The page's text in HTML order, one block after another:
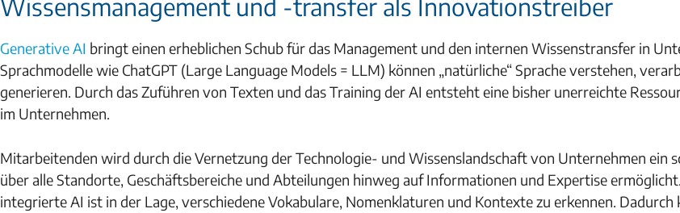
Wissensmanagement und -transfer als Innovationstreiber
Generative AI bringt einen erheblichen Schub für das Management und den internen Wissenstransfer in
Sprachmodelle wie ChatGPT (Large Language Models = LLM) können „natürliche“ Sprache verstehen,
generieren. Durch das Zuführen von Texten und das Training der AI entsteht eine bisher unerreichte
im Unternehmen.
Mitarbeitenden wird durch die Vernetzung der Technologie- und Wissenslandschaft von Unternehmen ein
über alle Standorte, Geschäftsbereiche und Abteilungen hinweg auf Informationen und Expertise
integrierte AI ist in der Lage, verschiedene Vokabulare, Nomenklaturen und Kontexte zu erkennen. Dadurch